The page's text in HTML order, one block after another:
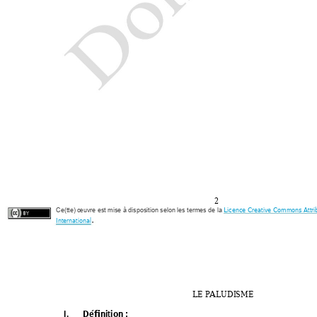
2
Ce(tte) œuvre est mise à disposition selon les termes de la Licence Creative Commons
International.
LE PALUDISME
I. Définition :